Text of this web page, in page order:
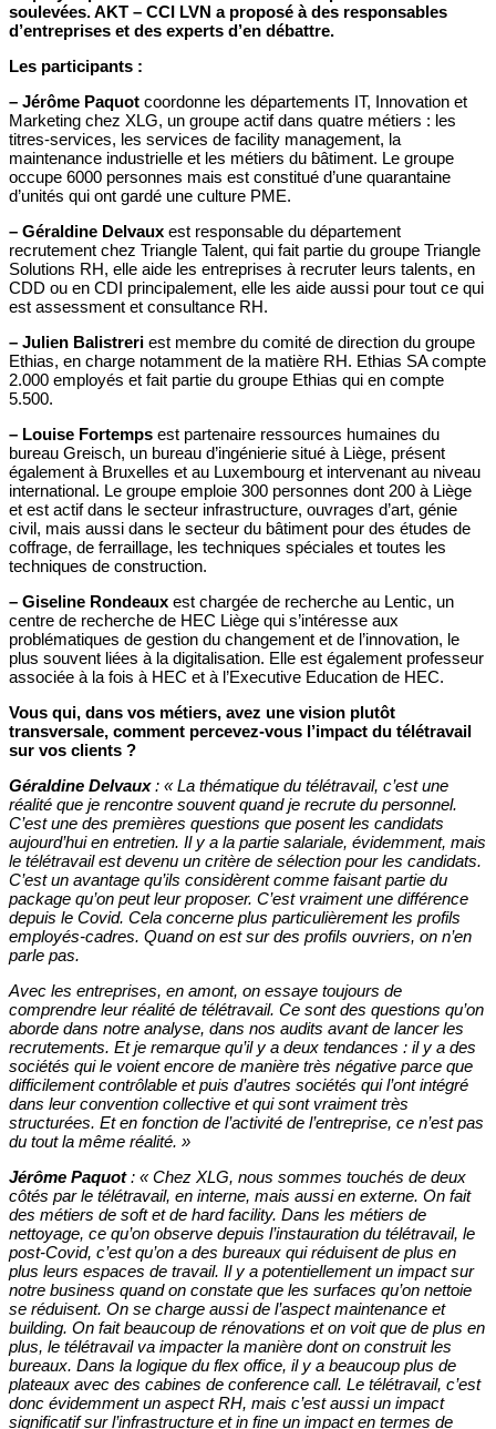
soulevées. AKT – CCI LVN a proposé à des responsables
d’entreprises et des experts d’en débattre.
Les participants :
– Jérôme Paquot coordonne les départements IT, Innovation et
Marketing chez XLG, un groupe actif dans quatre métiers : les
titres-services, les services de facility management, la
maintenance industrielle et les métiers du bâtiment. Le groupe
occupe 6000 personnes mais est constitué d’une quarantaine
d’unités qui ont gardé une culture PME.
– Géraldine Delvaux est responsable du département
recrutement chez Triangle Talent, qui fait partie du groupe Triangle
Solutions RH, elle aide les entreprises à recruter leurs talents, en
CDD ou en CDI principalement, elle les aide aussi pour tout ce qui
est assessment et consultance RH.
– Julien Balistreri est membre du comité de direction du groupe
Ethias, en charge notamment de la matière RH. Ethias SA compte
2.000 employés et fait partie du groupe Ethias qui en compte
5.500.
– Louise Fortemps est partenaire ressources humaines du
bureau Greisch, un bureau d’ingénierie situé à Liège, présent
également à Bruxelles et au Luxembourg et intervenant au niveau
international. Le groupe emploie 300 personnes dont 200 à Liège
et est actif dans le secteur infrastructure, ouvrages d’art, génie
civil, mais aussi dans le secteur du bâtiment pour des études de
coffrage, de ferraillage, les techniques spéciales et toutes les
techniques de construction.
– Giseline Rondeaux est chargée de recherche au Lentic, un
centre de recherche de HEC Liège qui s’intéresse aux
problématiques de gestion du changement et de l’innovation, le
plus souvent liées à la digitalisation. Elle est également professeur
associée à la fois à HEC et à l’Executive Education de HEC.
Vous qui, dans vos métiers, avez une vision plutôt
transversale, comment percevez-vous l’impact du télétravail
sur vos clients ?
Géraldine Delvaux: « La thématique du télétravail, c’est une
réalité que je rencontre souvent quand je recrute du personnel.
C’est une des premières questions que posent les candidats
aujourd’hui en entretien. Il y a la partie salariale, évidemment, mais
le télétravail est devenu un critère de sélection pour les candidats.
C’est un avantage qu’ils considèrent comme faisant partie du
package qu’on peut leur proposer. C’est vraiment une différence
depuis le Covid. Cela concerne plus particulièrement les profils
employés-cadres. Quand on est sur des profils ouvriers, on n’en
parle pas.
Avec les entreprises, en amont, on essaye toujours de
comprendre leur réalité de télétravail. Ce sont des questions qu’on
aborde dans notre analyse, dans nos audits avant de lancer les
recrutements. Et je remarque qu’il y a deux tendances : il y a des
sociétés qui le voient encore de manière très négative parce que
difficilement contrôlable et puis d’autres sociétés qui l’ont intégré
dans leur convention collective et qui sont vraiment très
structurées. Et en fonction de l’activité de l’entreprise, ce n’est pas
du tout la même réalité. »
Jérôme Paquot: « Chez XLG, nous sommes touchés de deux
côtés par le télétravail, en interne, mais aussi en externe. On fait
des métiers de soft et de hard facility. Dans les métiers de
nettoyage, ce qu’on observe depuis l’instauration du télétravail, le
post-Covid, c’est qu’on a des bureaux qui réduisent de plus en
plus leurs espaces de travail. Il y a potentiellement un impact sur
notre business quand on constate que les surfaces qu’on nettoie
se réduisent. On se charge aussi de l’aspect maintenance et
building. On fait beaucoup de rénovations et on voit que de plus en
plus, le télétravail va impacter la manière dont on construit les
bureaux. Dans la logique du flex office, il y a beaucoup plus de
plateaux avec des cabines de conference call. Le télétravail, c’est
donc évidemment un aspect RH, mais c’est aussi un impact
significatif sur l’infrastructure et in fine un impact en termes de